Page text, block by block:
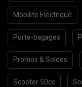
Mobilite Electrique
Porte-bagages
Promos & Soldes
Scooter 50cc